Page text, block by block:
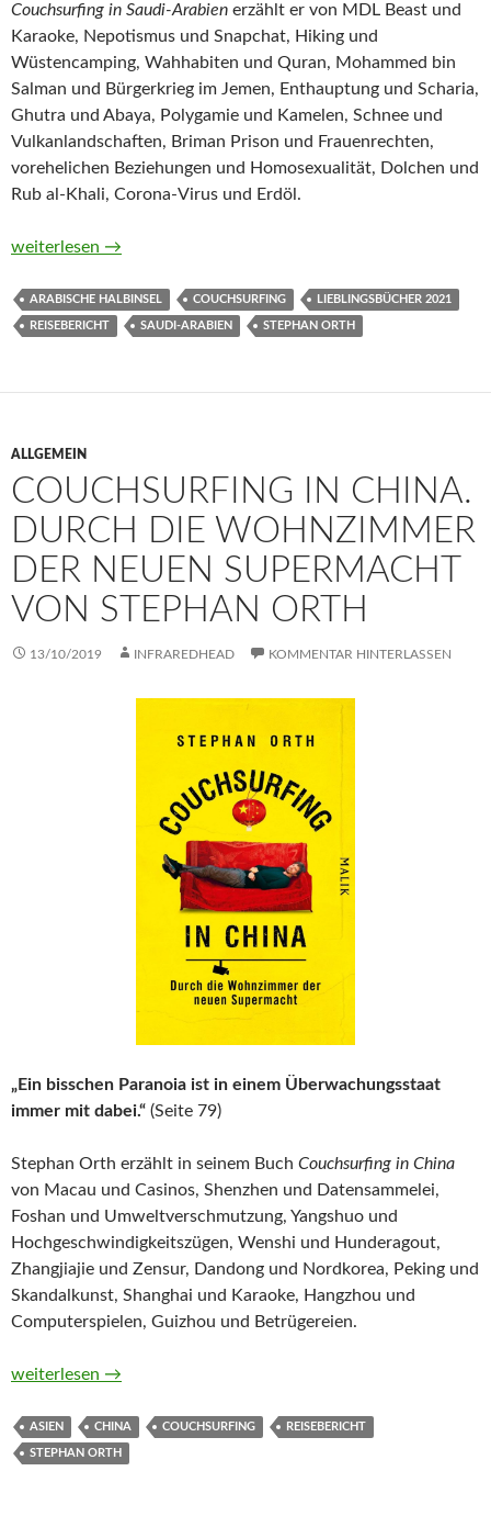
Couchsurfing in Saudi-Arabien erzählt er von MDL Beast und
Karaoke, Nepotismus und Snapchat, Hiking und
Wüstencamping, Wahhabiten und Quran, Mohammed bin
Salman und Bürgerkrieg im Jemen, Enthauptung und Scharia,
Ghutra und Abaya, Polygamie und Kamelen, Schnee und
Vulkanlandschaften, Briman Prison und Frauenrechten,
vorehelichen Beziehungen und Homosexualität, Dolchen und
Rub al-Khali, Corona-Virus und Erdöl.
Couchsurfing in Saudi-Arabien. Meine Reise durch ein Land
weiterlesen →
ARABISCHE HALBINSEL COUCHSURFING LIEBLINGSBÜCHER 2021
REISEBERICHT SAUDI-ARABIEN STEPHAN ORTH
ALLGEMEIN
COUCHSURFING IN CHINA.
DURCH DIE WOHNZIMMER
DER NEUEN SUPERMACHT
VON STEPHAN ORTH
13/10/2019 INFRAREDHEAD KOMMENTAR HINTERLASSEN
„Ein bisschen Paranoia ist in einem Überwachungsstaat
immer mit dabei.“ (Seite 79)
Stephan Orth erzählt in seinem Buch Couchsurfing in China
von Macau und Casinos, Shenzhen und Datensammelei,
Foshan und Umweltverschmutzung, Yangshuo und
Hochgeschwindigkeitszügen, Wenshi und Hunderagout,
Zhangjiajie und Zensur, Dandong und Nordkorea, Peking und
Skandalkunst, Shanghai und Karaoke, Hangzhou und
Computerspielen, Guizhou und Betrügereien.
Couchsurfing in China. Durch die Wohnzimmer der neuen
weiterlesen →
ASIEN CHINA COUCHSURFING REISEBERICHT
STEPHAN ORTH